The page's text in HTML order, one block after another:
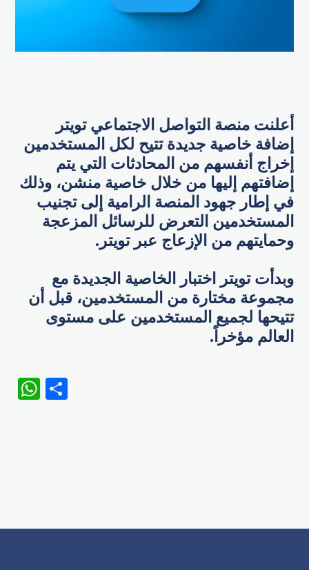
أعلنت منصة التواصل الاجتماعي تويتر
إضافة خاصية جديدة تتيح لكل المستخدمين
إخراج أنفسهم من المحادثات التي يتم
إضافتهم إليها من خلال خاصية منشن، وذلك
في إطار جهود المنصة الرامية إلى تجنيب
المستخدمين التعرض للرسائل المزعجة
وحمايتهم من الإزعاج عبر تويتر.
وبدأت تويتر اختبار الخاصية الجديدة مع
مجموعة مختارة من المستخدمين، قبل أن
تتيحها لجميع المستخدمين على مستوى
العالم مؤخراً.
WhatsApp